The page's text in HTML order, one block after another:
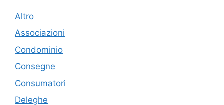
Altro
Associazioni
Condominio
Consegne
Consumatori
Deleghe